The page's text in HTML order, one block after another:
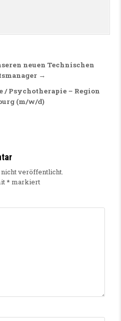
neuen Technischen
→
Psychotherapie – Region
(m/w/d)
veröffentlicht.
* markiert